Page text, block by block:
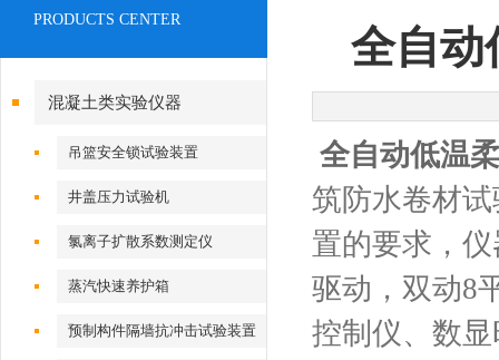
全自动
全自动低温
筑防水卷材
置的要求，
驱动，双动8
控制仪、数
PRODUCTS CENTER
混凝土类实验仪器
吊篮安全锁试验装置
井盖压力试验机
氯离子扩散系数测定仪
蒸汽快速养护箱
预制构件隔墙抗冲击试验装置